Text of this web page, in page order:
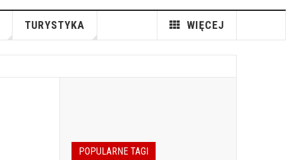
TURYSTYKA WIĘCEJ
POPULARNE TAGI